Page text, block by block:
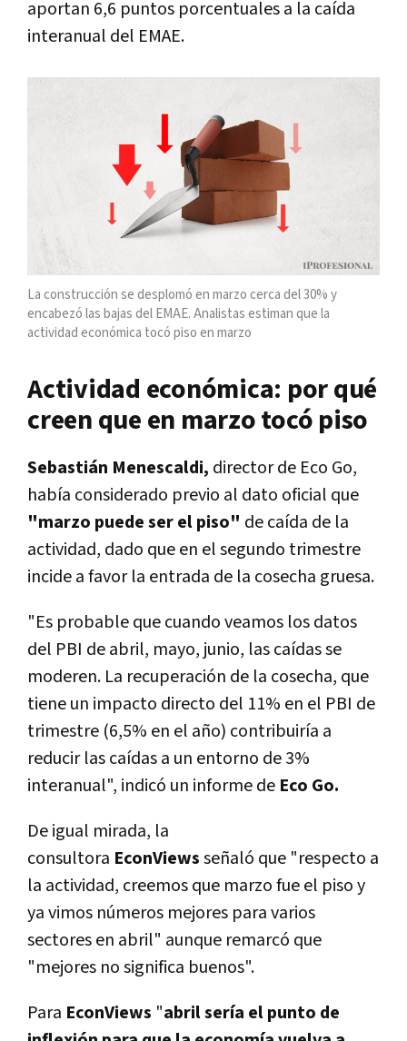
aportan 6,6 puntos porcentuales a la caída
interanual del EMAE.
La construcción se desplomó en marzo cerca del 30% y
encabezó las bajas del EMAE. Analistas estiman que la
actividad económica tocó piso en marzo
Actividad económica: por qué
creen que en marzo tocó piso
Sebastián Menescaldi, director de Eco Go,
había considerado previo al dato oficial que
"marzo puede ser el piso" de caída de la
actividad, dado que en el segundo trimestre
incide a favor la entrada de la cosecha gruesa.
"Es probable que cuando veamos los datos
del PBI de abril, mayo, junio, las caídas se
moderen. La recuperación de la cosecha, que
tiene un impacto directo del 11% en el PBI de
trimestre (6,5% en el año) contribuiría a
reducir las caídas a un entorno de 3%
interanual", indicó un informe de Eco Go.
De igual mirada, la
consultora EconViewsseñaló que "respecto a
la actividad, creemos que marzo fue el piso y
ya vimos números mejores para varios
sectores en abril" aunque remarcó que
"mejores no significa buenos".
Para EconViews "abril sería el punto de